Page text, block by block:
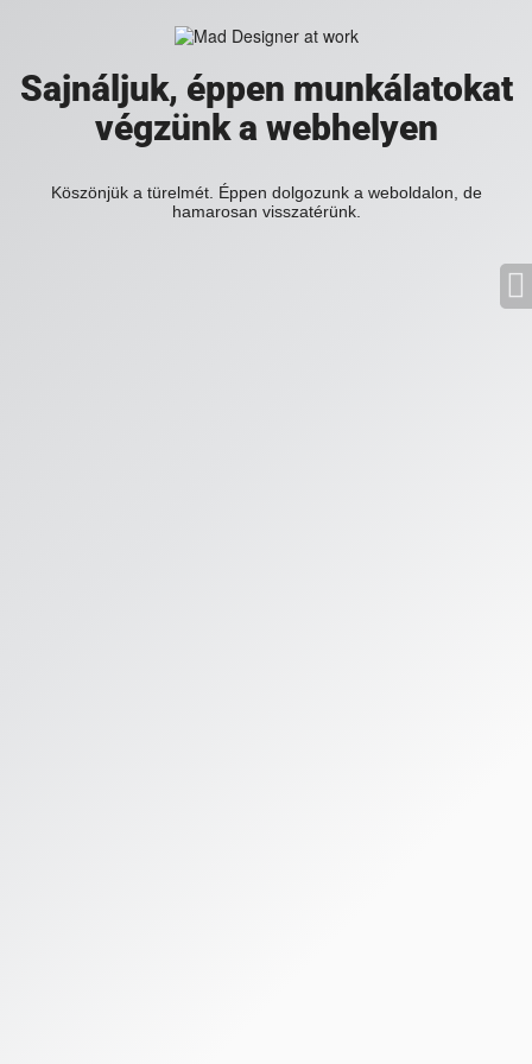
Sajnáljuk, éppen munkálatokat
végzünk a webhelyen
Köszönjük a türelmét. Éppen dolgozunk a weboldalon, de
hamarosan visszatérünk.